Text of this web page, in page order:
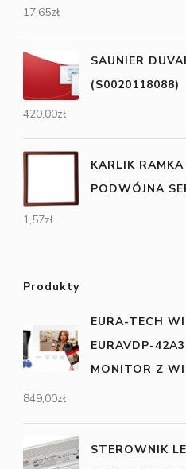
17,65zł
SAUNIER
(S0020118088)
420,00zł
KARLIK
PODWÓJNA
1,57zł
Produkty
EURA-TECH
EURAVDP-
MONITOR Z
849,00zł
STEROWNIK